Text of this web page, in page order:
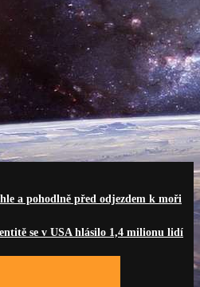
a pohodlně před odjezdem k moři
se v USA hlásilo 1,4 milionu lidí